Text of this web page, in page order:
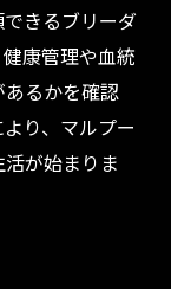
きるブリーダ
康管理や血統
るかを確認
り、マルプー
が始まりま